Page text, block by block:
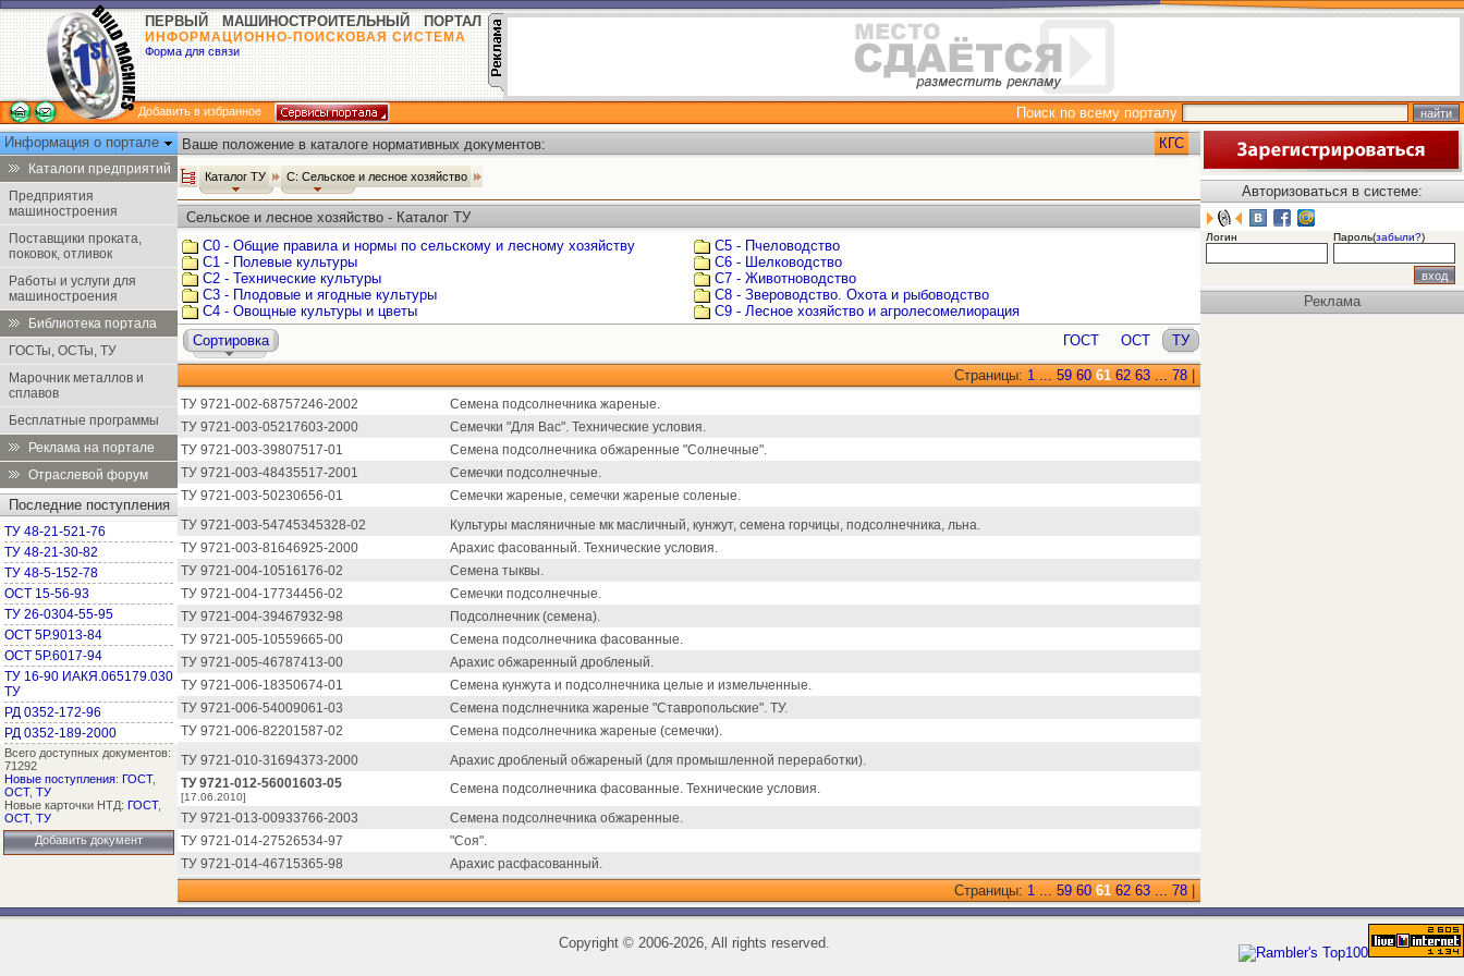
ПЕРВЫЙ МАШИНОСТРОИТЕЛЬНЫЙ ПОРТАЛ
ИНФОРМАЦИОННО-ПОИСКОВАЯ СИСТЕМА
Форма для связи
Добавить в избранное
Поиск по всему порталу
Информация о портале
Каталоги предприятий
Предприятия
машиностроения
Поставщики проката,
поковок, отливок
Работы и услуги для
машиностроения
Библиотека портала
ГОСТы, ОСТы, ТУ
Марочник металлов и
сплавов
Бесплатные программы
Реклама на портале
Отраслевой форум
Последние поступления
ТУ 48-21-521-76
ТУ 48-21-30-82
ТУ 48-5-152-78
ОСТ 15-56-93
ТУ 26-0304-55-95
ОСТ 5Р.9013-84
ОСТ 5Р.6017-94
ТУ 16-90 ИАКЯ.065179.030
ТУ
РД 0352-172-96
РД 0352-189-2000
Всего доступных документов:
71292
Новые поступления: ГОСТ,
ОСТ, ТУ
Новые карточки НТД: ГОСТ,
ОСТ, ТУ
Добавить документ
Ваше положение в каталоге нормативных документов: КГС
Каталог ТУ С: Сельское и лесное хозяйство
Сельское и лесное хозяйство - Каталог ТУ
С0 - Общие правила и нормы по сельскому и лесному хозяйству
С1 - Полевые культуры
С2 - Технические культуры
С3 - Плодовые и ягодные культуры
С4 - Овощные культуры и цветы
С5 - Пчеловодство
С6 - Шелководство
С7 - Животноводство
С8 - Звероводство. Охота и рыбоводство
С9 - Лесное хозяйство и агролесомелиорация
Сортировка
ГОСТ ОСТ ТУ
Страницы: 1 ... 59 60 61 62 63 ... 78
ТУ 9721-002-68757246-2002
Семена подсолнечника жареные.
ТУ 9721-003-05217603-2000
Семечки "Для Вас". Технические условия.
ТУ 9721-003-39807517-01
Семена подсолнечника обжаренные "Солнечные".
ТУ 9721-003-48435517-2001
Семечки подсолнечные.
ТУ 9721-003-50230656-01
Семечки жареные, семечки жареные соленые.
ТУ 9721-003-54745345328-02
Культуры масляничные мк масличный, кунжут, семена горчицы, подсолнечника, льна.
ТУ 9721-003-81646925-2000
Арахис фасованный. Технические условия.
ТУ 9721-004-10516176-02
Семена тыквы.
ТУ 9721-004-17734456-02
Семечки подсолнечные.
ТУ 9721-004-39467932-98
Подсолнечник (семена).
ТУ 9721-005-10559665-00
Семена подсолнечника фасованные.
ТУ 9721-005-46787413-00
Арахис обжаренный дробленый.
ТУ 9721-006-18350674-01
Семена кунжута и подсолнечника целые и измельченные.
ТУ 9721-006-54009061-03
Семена подслнечника жареные "Ставропольские". ТУ.
ТУ 9721-006-82201587-02
Семена подсолнечника жареные (семечки).
ТУ 9721-010-31694373-2000
Арахис дробленый обжареный (для промышленной переработки).
ТУ 9721-012-56001603-05
[17.06.2010]
Семена подсолнечника фасованные. Технические условия.
ТУ 9721-013-00933766-2003
Семена подсолнечника обжаренные.
ТУ 9721-014-27526534-97
"Соя".
ТУ 9721-014-46715365-98
Арахис расфасованный.
Страницы: 1 ... 59 60 61 62 63 ... 78
Авторизоваться в системе:
Логин Пароль(забыли?)
Реклама
Copyright ©2006-2026, All rights reserved.